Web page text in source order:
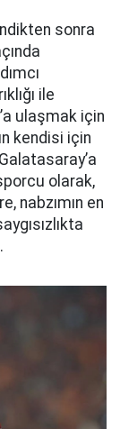
sonra
ile
ulaşmak için
kendisi için
olarak,
nabzımın en